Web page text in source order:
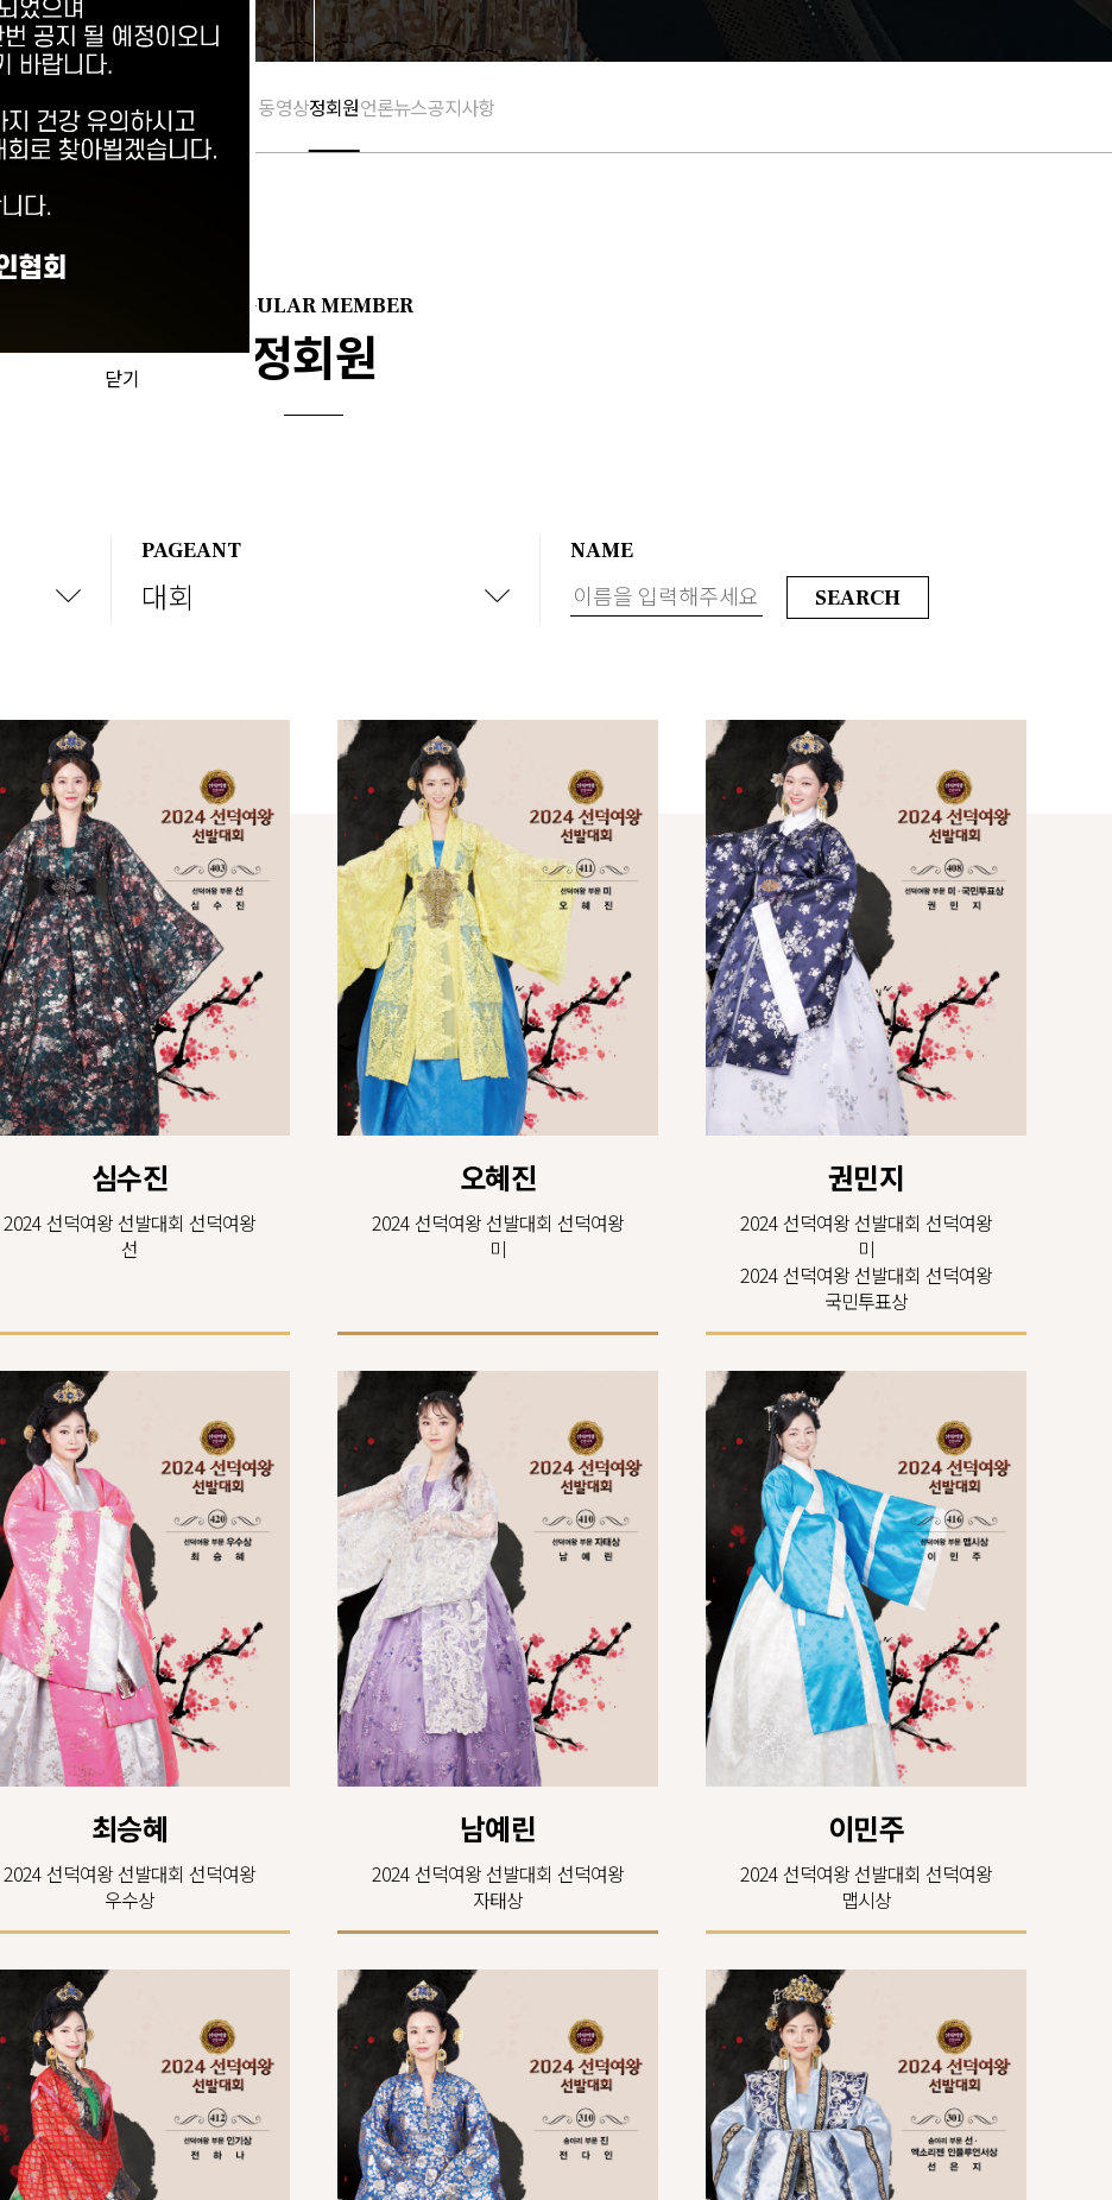
활동 갤러리 활동 동영상정회원언론뉴스공지사항
REGULAR MEMBER
정회원
PAGEANT
NAME
SEARCH
심수진
2024 선덕여왕 선발대회 선덕여왕
선
오혜진
2024 선덕여왕 선발대회 선덕여왕
미
권민지
2024 선덕여왕 선발대회 선덕여왕
미
2024 선덕여왕 선발대회 선덕여왕
국민투표상
최승혜
2024 선덕여왕 선발대회 선덕여왕
우수상
남예린
2024 선덕여왕 선발대회 선덕여왕
자태상
이민주
2024 선덕여왕 선발대회 선덕여왕
맵시상
닫기